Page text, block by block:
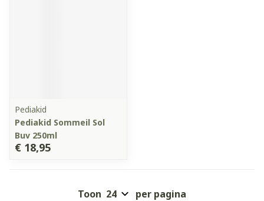
Pediakid
Pediakid Sommeil Sol
Buv 250ml
€ 18,95
Toon per pagina